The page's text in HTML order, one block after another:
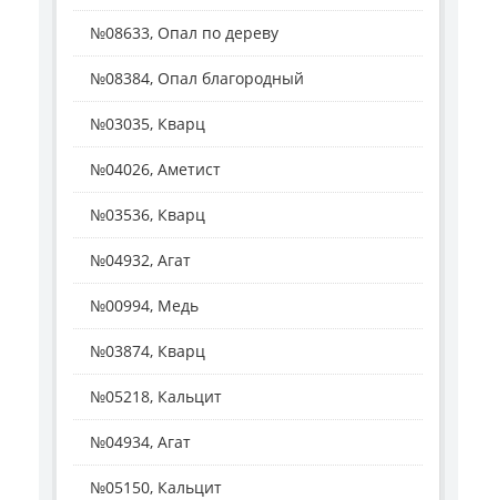
№08633, Опал по дереву
№08384, Опал благородный
№03035, Кварц
№04026, Аметист
№03536, Кварц
№04932, Агат
№00994, Медь
№03874, Кварц
№05218, Кальцит
№04934, Агат
№05150, Кальцит